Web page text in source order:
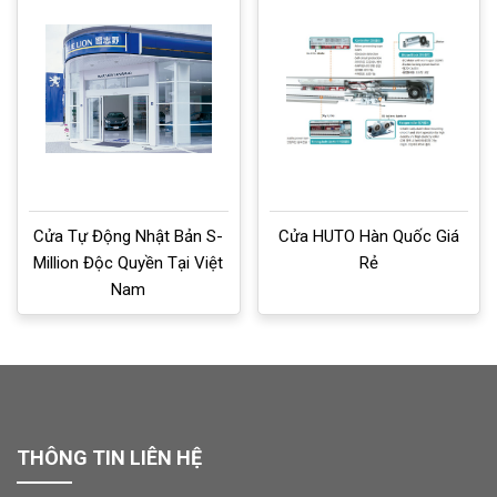
Cửa Tự Động Nhật Bản S-
Million Độc Quyền Tại Việt
Nam
Cửa HUTO Hàn Quốc Giá
Rẻ
THÔNG TIN LIÊN HỆ